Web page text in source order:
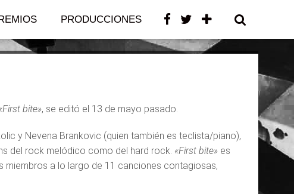
PRODUCCIONES CONTACTO
bite», se editó el 13 de mayo pasado.
y Nevena Brankovic (quien también es teclista/piano),
del rock melódico como del hard rock. «First bite»es
miembros a lo largo de 11 canciones contagiosas,